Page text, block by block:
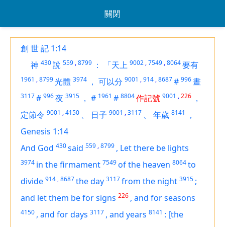
關閉
創 世 記 1:14
神 430說 559 ,8799 ： 「天上 9002 ,7549 ,8064要有
1961 ,8799光體 3974 ， 可以分 9001 ,914 ,8687# 996晝
3117# 996夜 3915 ， # 1961 # 8804作記號 9001 ,226 ，
定節令 9001 ,4150 、 日子 9001 ,3117 、 年歲 8141
，
Genesis 1:14
And God 430said 559 ,8799 , Let there be lights
3974 in the firmament 7549of the heaven 8064to
divide 914 ,8687the day 3117from the night 3915 ;
and let them be for signs 226 , and for seasons
4150 , and for days 3117 , and years 8141 : [the